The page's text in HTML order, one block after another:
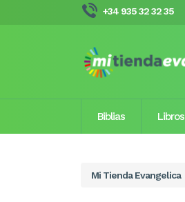
+34 935 32 32 35
Biblias Libros
Mi Tienda Evangelica